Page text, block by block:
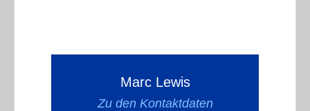
Marc Lewis
Zu den Kontaktdaten